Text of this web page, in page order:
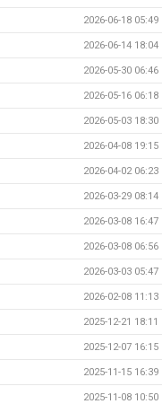
2026-06-18 05:49
2026-06-14 18:04
2026-05-30 06:46
2026-05-16 06:18
2026-05-03 18:30
2026-04-08 19:15
2026-04-02 06:23
2026-03-29 08:14
2026-03-08 16:47
2026-03-08 06:56
2026-03-03 05:47
2026-02-08 11:13
2025-12-21 18:11
2025-12-07 16:15
2025-11-15 16:39
2025-11-08 10:50